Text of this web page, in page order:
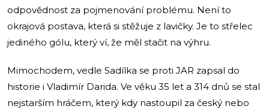
odpovědnost za pojmenování problému. Není to
okrajová postava, která si stěžuje z lavičky. Je to střelec
jediného gólu, který ví, že měl stačit na výhru.
Mimochodem, vedle Sadílka se proti JAR zapsal do
historie i Vladimír Darida. Ve věku 35 let a 314 dnů se stal
nejstarším hráčem, který kdy nastoupil za český nebo